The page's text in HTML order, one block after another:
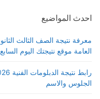
احدث المواضيع
العامة موقع نتيجتك اليوم السابع
الجلوس والاسم